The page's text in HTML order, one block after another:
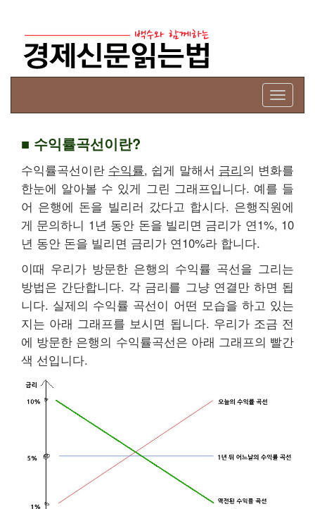
Toggle
■ 수익률곡선이란?
수익률곡선이란 수익률, 쉽게 말해서 금리의 변화를
한눈에 알아볼 수 있게 그린 그래프입니다. 예를 들
어 은행에 돈을 빌리러 갔다고 합시다. 은행직원에
게 문의하니 1년 동안 돈을 빌리면 금리가 연1%, 10
년 동안 돈을 빌리면 금리가 연10%라 합니다.
이때 우리가 방문한 은행의 수익률 곡선을 그리는
방법은 간단합니다. 각 금리를 그냥 연결만 하면 됩
니다. 실제의 수익률 곡선이 어떤 모습을 하고 있는
지는 아래 그래프를 보시면 됩니다. 우리가 조금 전
에 방문한 은행의 수익률곡선은 아래 그래프의 빨간
색 선입니다.